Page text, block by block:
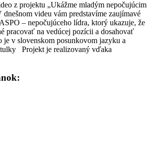
z projektu „Ukážme mladým nepočujúcim
videu vám predstavíme zaujímavé
– nepočujúceho lídra, ktorý ukazuje, že
pracovať na vedúcej pozícii a dosahovať
je v slovenskom posunkovom jazyku a
Projekt je realizovaný vďaka